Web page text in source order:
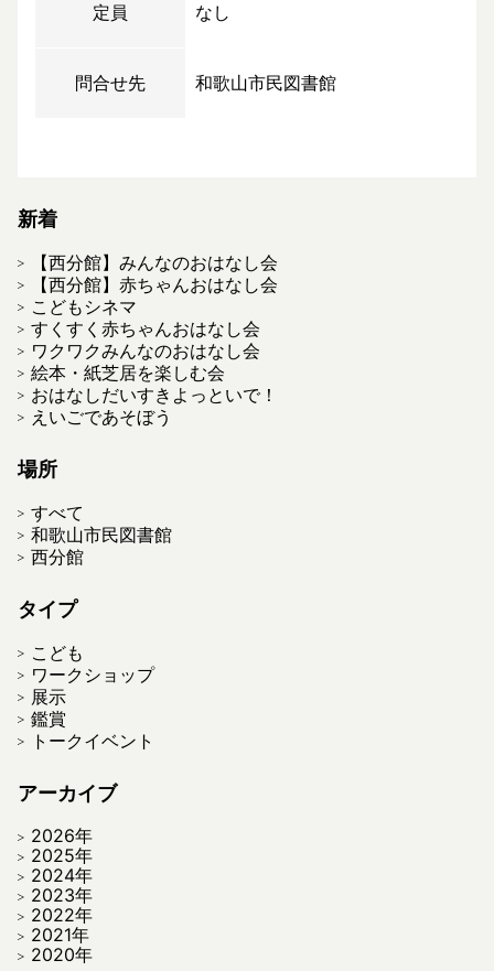
定員 なし
問合せ先 和歌山市民図書館
新着
【西分館】みんなのおはなし会
【西分館】赤ちゃんおはなし会
こどもシネマ
すくすく赤ちゃんおはなし会
ワクワクみんなのおはなし会
絵本・紙芝居を楽しむ会
おはなしだいすきよっといで！
えいごであそぼう
場所
すべて
和歌山市民図書館
西分館
タイプ
こども
ワークショップ
展示
鑑賞
トークイベント
アーカイブ
2026年
2025年
2024年
2023年
2022年
2021年
2020年